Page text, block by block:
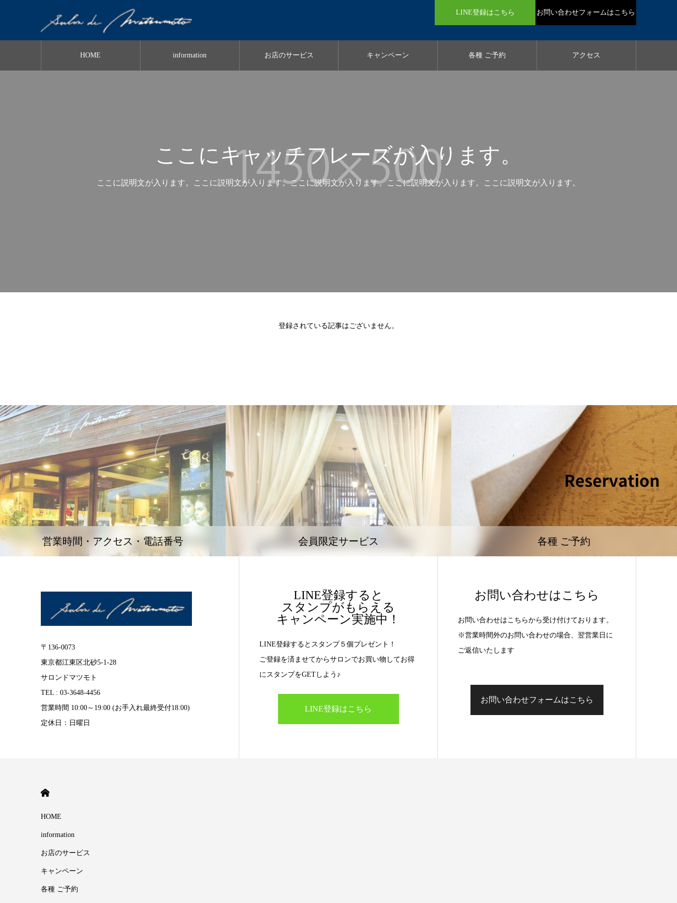
LINE登録はこちら お問い合わせフォームはこちら
HOME information お店のサービス キャンペーン 各種 ご予約 アクセス
ここにキャッチフレーズが入ります。
ここに説明文が入ります。ここに説明文が入ります。ここに説明文が入ります。ここに説明文が入ります。ここに説明文が入ります。
登録されている記事はございません。
営業時間・アクセス・電話番号 会員限定サービス 各種 ご予約
〒136-0073
東京都江東区北砂5-1-28
サロンドマツモト
TEL : 03-3648-4456
営業時間 10:00～19:00 (お手入れ最終受付18:00)
定休日：日曜日
LINE登録すると
スタンプがもらえる
キャンペーン実施中！
LINE登録するとスタンプ５個プレゼント！
ご登録を済ませてからサロンでお買い物してお得
にスタンプをGETしよう♪
LINE登録はこちら
お問い合わせはこちら
お問い合わせはこちらから受け付けております。
※営業時間外のお問い合わせの場合、翌営業日に
ご返信いたします
お問い合わせフォームはこちら
HOME
information
お店のサービス
キャンペーン
各種 ご予約